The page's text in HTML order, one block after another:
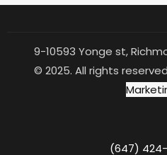
9-10593 Yonge st,
© 2025. All rights
(647)